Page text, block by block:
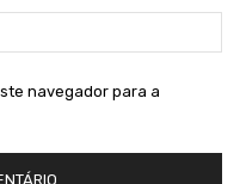
navegador para a